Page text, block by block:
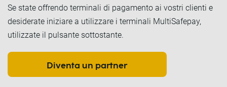
Se state offrendo terminali di pagamento ai vostri clienti e
desiderate iniziare a utilizzare i terminali MultiSafepay,
utilizzate il pulsante sottostante.
Diventa un partner